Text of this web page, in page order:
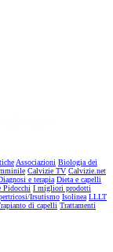
Associazioni Biologia dei
Calvizie TV Calvizie.net
e terapia Dieta e capelli
Pidocchi I migliori prodotti
Irsutismo Isolinea LLLT
di capelli Trattamenti